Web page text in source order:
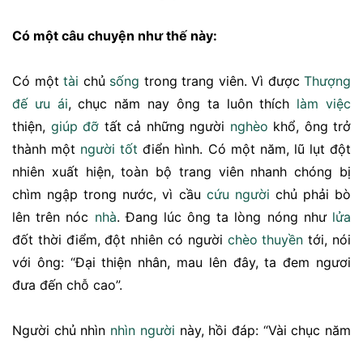
Có một câu chuyện như thế này:
Có một tài chủ sống trong trang viên. Vì được Thượng
đế ưu ái, chục năm nay ông ta luôn thích làm việc
thiện, giúp đỡ tất cả những người nghèo khổ, ông trở
thành một người tốt điển hình. Có một năm, lũ lụt đột
nhiên xuất hiện, toàn bộ trang viên nhanh chóng bị
chìm ngập trong nước, vì cầu cứu người chủ phải bò
lên trên nóc nhà. Đang lúc ông ta lòng nóng như lửa
đốt thời điểm, đột nhiên có người chèo thuyền tới, nói
với ông: “Đại thiện nhân, mau lên đây, ta đem ngươi
đưa đến chỗ cao”.
Người chủ nhìn nhìn người này, hồi đáp: “Vài chục năm